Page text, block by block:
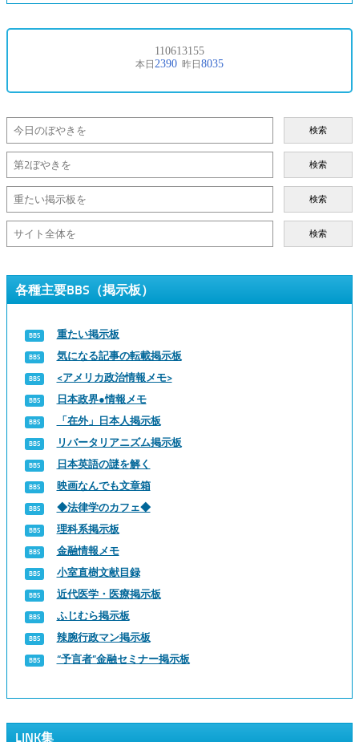
検索
検索
検索
検索
各種主要BBS（掲示板）
重たい掲示板
気になる記事の転載掲示板
<アメリカ政治情報メモ>
日本政界●情報メモ
「在外」日本人掲示板
リバータリアニズム掲示板
日本英語の謎を解く
映画なんでも文章箱
◆法律学のカフェ◆
理科系掲示板
金融情報メモ
小室直樹文献目録
近代医学・医療掲示板
ふじむら掲示板
辣腕行政マン掲示板
“予言者”金融セミナー掲示板
LINK集